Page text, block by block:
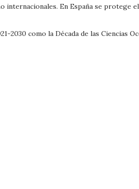
internacionales. En España se protege
2030 como la Década de las Ciencias